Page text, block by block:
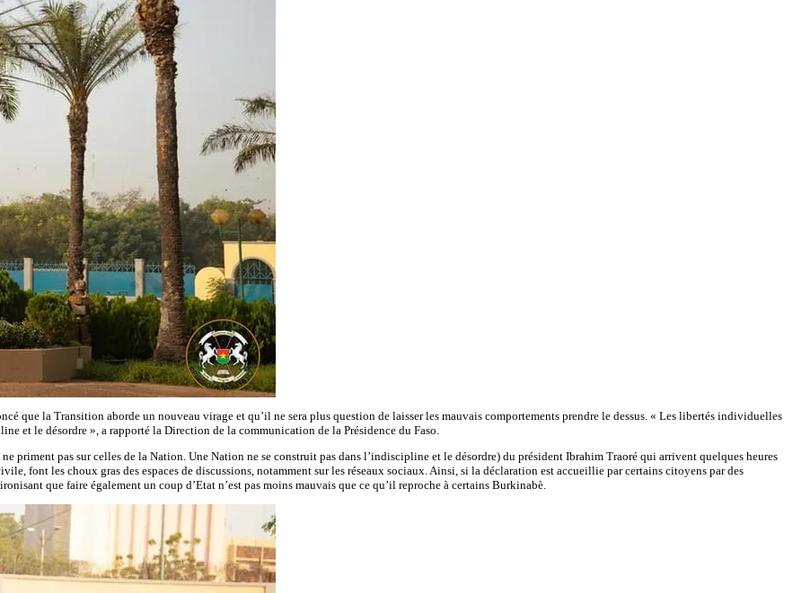
que la Transition aborde un nouveau virage et qu’il ne sera plus question de laisser les mauvais comportements prendre le dessus. « Les libertés individuelles
et le désordre », a rapporté la Direction de la communication de la Présidence du Faso.
priment pas sur celles de la Nation. Une Nation ne se construit pas dans l’indiscipline et le désordre) du président Ibrahim Traoré qui arrivent quelques heures
font les choux gras des espaces de discussions, notamment sur les réseaux sociaux. Ainsi, si la déclaration est accueillie par certains citoyens par des
que faire également un coup d’Etat n’est pas moins mauvais que ce qu’il reproche à certains Burkinabè.